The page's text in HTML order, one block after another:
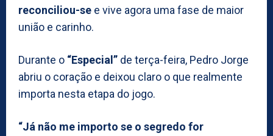
reconciliou-se e vive agora uma fase de maior
união e carinho.
Durante o “Especial” de terça-feira, Pedro Jorge
abriu o coração e deixou claro o que realmente
importa nesta etapa do jogo.
“Já não me importo se o segredo for